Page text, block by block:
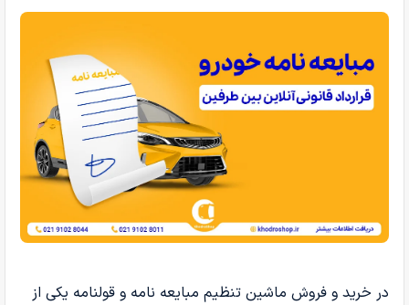
در خرید و فروش ماشین تنظیم مبایعه نامه و قولنامه یکی از